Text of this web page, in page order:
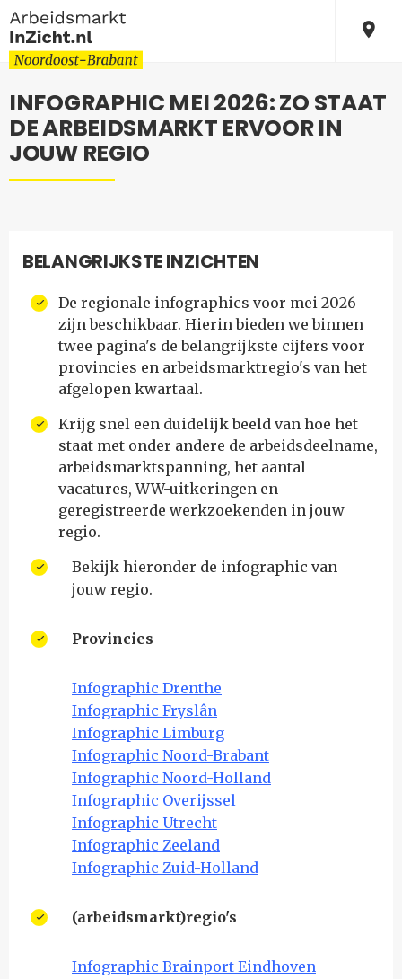
INFOGRAPHIC MEI 2026: ZO STAAT
DE ARBEIDSMARKT ERVOOR IN
JOUW REGIO
BELANGRIJKSTE INZICHTEN
De regionale infographics voor mei 2026
zijn beschikbaar. Hierin bieden we binnen
twee pagina's de belangrijkste cijfers voor
provincies en arbeidsmarktregio's van het
afgelopen kwartaal.
Krijg snel een duidelijk beeld van hoe het
staat met onder andere de arbeidsdeelname,
arbeidsmarktspanning, het aantal
vacatures, WW-uitkeringen en
geregistreerde werkzoekenden in jouw
regio.
Bekijk hieronder de infographic van
jouw regio.
Provincies
Infographic Drenthe
Infographic Fryslân
Infographic Limburg
Infographic Noord-Brabant
Infographic Noord-Holland
Infographic Overijssel
Infographic Utrecht
Infographic Zeeland
Infographic Zuid-Holland
(arbeidsmarkt)regio's
Infographic Brainport Eindhoven